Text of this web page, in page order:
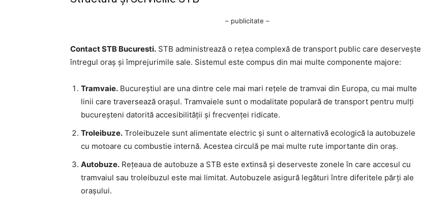
– publicitate –
Contact STB Bucuresti. STB administrează o rețea complexă de transport public care deservește
întregul oraș și împrejurimile sale. Sistemul este compus din mai multe componente majore:
Tramvaie. Bucureștiul are una dintre cele mai mari rețele de tramvai din Europa, cu mai multe
linii care traversează orașul. Tramvaiele sunt o modalitate populară de transport pentru mulți
bucureșteni datorită accesibilității și frecvenței ridicate.
Troleibuze. Troleibuzele sunt alimentate electric și sunt o alternativă ecologică la autobuzele
cu motoare cu combustie internă. Acestea circulă pe mai multe rute importante din oraș.
Autobuze. Rețeaua de autobuze a STB este extinsă și deserveste zonele în care accesul cu
tramvaiul sau troleibuzul este mai limitat. Autobuzele asigură legături între diferitele părți ale
orașului.